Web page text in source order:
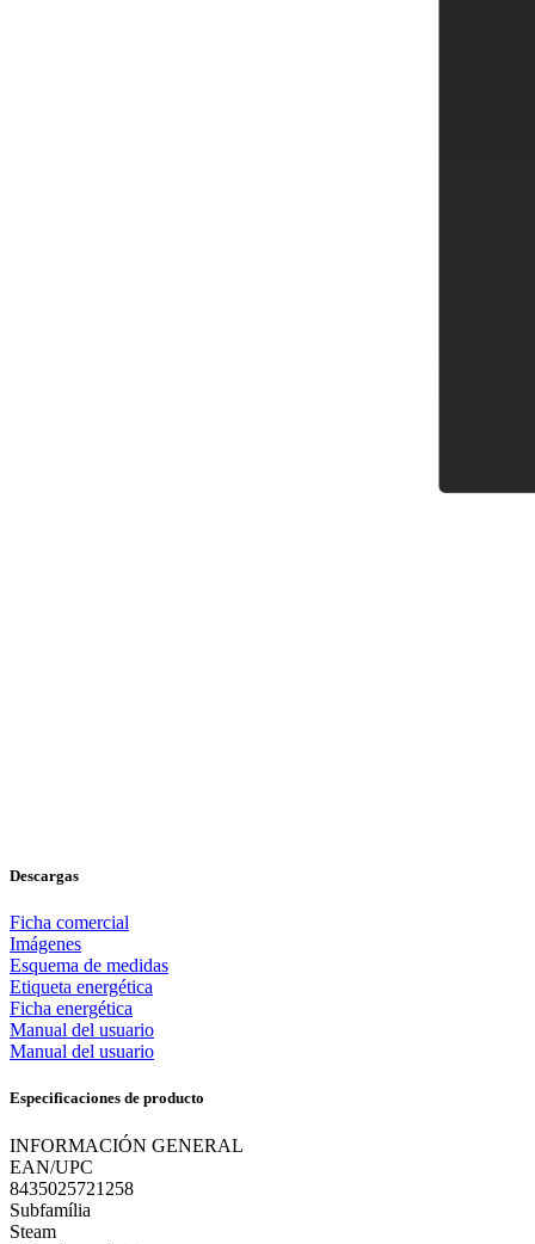
Descargas
Ficha comercial
Imágenes
Esquema de medidas
Etiqueta energética
Ficha energética
Manual del usuario
Manual del usuario
Especificaciones de producto
INFORMACIÓN GENERAL
EAN/UPC
8435025721258
Subfamília
Steam